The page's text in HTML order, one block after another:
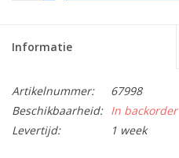
Informatie
Artikelnummer:
67998
Beschikbaarheid: In backorder
Levertijd:
1 week